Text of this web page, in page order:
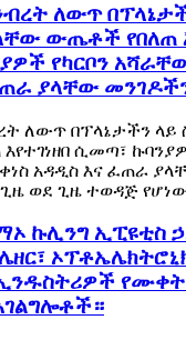
ለውጥ
ውጤቶች የበለጠ
የካርቦን
ያላቸው
ለውጥ በፕላኔታችን
ሲመጣ፣
አዳዲስ እና ፈጠራ
ወደ ጊዜ ተወዳጅ
ኩሊንግ ኢፒዩቲስ